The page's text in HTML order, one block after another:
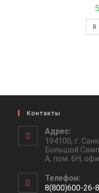
В
Контакты
Адрес:
194100, г.
Большой
А, пом. 6Н,
Телефон:
8(800)600-26-